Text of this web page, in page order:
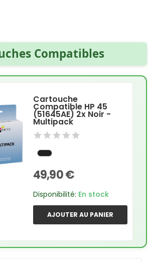
Compatibles
Cartouche
Compatible HP 45
(51645AE) 2x Noir -
Multipack
49,90 €
Disponibilité: En stock
AJOUTER AU PANIER